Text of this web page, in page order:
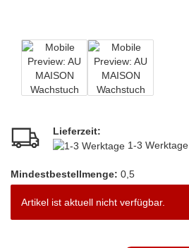
Lieferzeit:
1-3 Werktage
Mindestbestellmenge: 0,5
Artikel ist aktuell nicht verfügbar.